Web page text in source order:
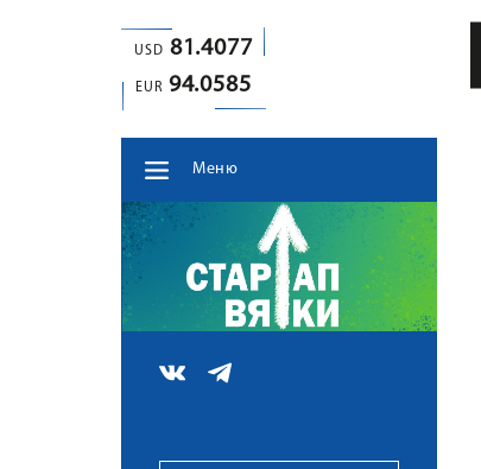
USD 81.4077
EUR 94.0585
Меню